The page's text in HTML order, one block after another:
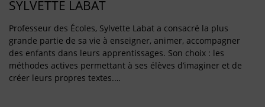
SYLVETTE LABAT
Professeur des Écoles, Sylvette Labat a consacré la plus
grande partie de sa vie à enseigner, animer, accompagner
des enfants dans leurs apprentissages. Son choix : les
méthodes actives permettant à ses élèves d’imaginer et de
créer leurs propres textes.…